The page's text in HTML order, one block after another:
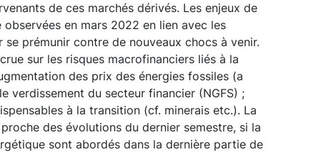
de ces marchés dérivés. Les enjeux de
en mars 2022 en lien avec les
prémunir contre de nouveaux chocs à venir.
sur les risques macrofinanciers liés à la
des prix des énergies fossiles (a
verdissement du secteur financier (NGFS) ;
à la transition (cf. minerais etc.). La
des évolutions du dernier semestre, si la
sont abordés dans la dernière partie de